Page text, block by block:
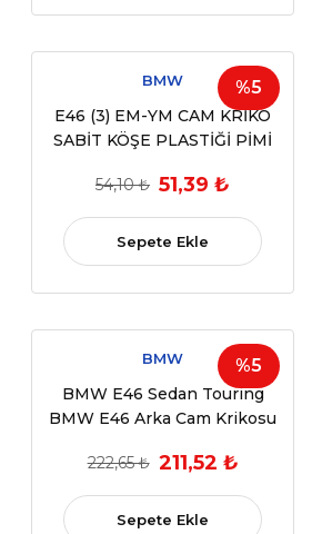
%5
BMW
E46 (3) EM-YM CAM KRİKO
SABİT KÖŞE PLASTİĞİ PİMİ
51338254911 UYUMLU)
54,10 ₺ 51,39 ₺
Sepete Ekle
%5
BMW
BMW E46 Sedan Touring
BMW E46 Arka Cam Krikosu
51358212099
222,65 ₺ 211,52 ₺
Sepete Ekle